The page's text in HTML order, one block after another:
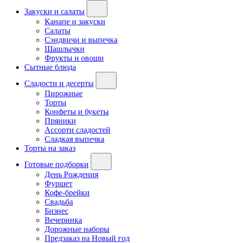
Закуски и салаты
Канапе и закуски
Салаты
Сэндвичи и выпечка
Шашлычки
Фрукты и овощи
Сытные блюда
Сладости и десерты
Пирожные
Торты
Конфеты и букеты
Пряники
Ассорти сладостей
Сладкая выпечка
Торты на заказ
Готовые подборки
День Рождения
Фуршет
Кофе-брейки
Свадьба
Бизнес
Вечеринка
Дорожные наборы
Предзаказ на Новый год